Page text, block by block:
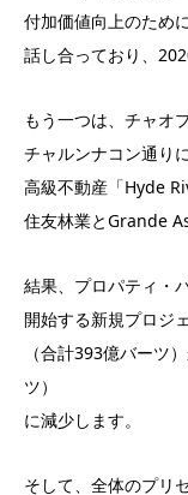
付加価値向上のため
話し合っており、
もう一つは、チャオ
チャルンナコン通り
高級不動産「Hyde
住友林業とGrande
結果、プロパティ・
開始する新規プロジ
（合計393億バーツ
ツ）
に減少します。
そして、全体のプリ